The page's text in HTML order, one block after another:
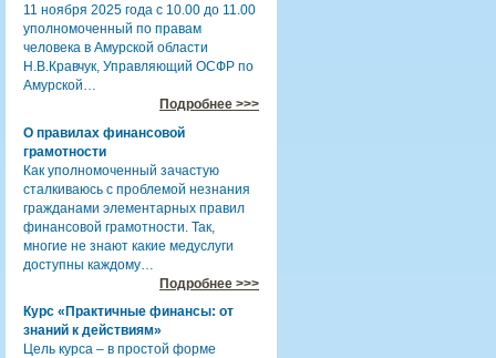
11 ноября 2025 года с 10.00 до 11.00
уполномоченный по правам
человека в Амурской области
Н.В.Кравчук, Управляющий ОСФР по
Амурской…
Подробнее >>>
О правилах финансовой
грамотности
Как уполномоченный зачастую
сталкиваюсь с проблемой незнания
гражданами элементарных правил
финансовой грамотности. Так,
многие не знают какие медуслуги
доступны каждому…
Подробнее >>>
Курс «Практичные финансы: от
знаний к действиям»
Цель курса – в простой форме